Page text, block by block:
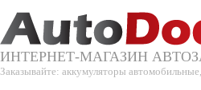
ИНТЕРНЕТ-МАГАЗИН
Заказывайте: аккумуляторы